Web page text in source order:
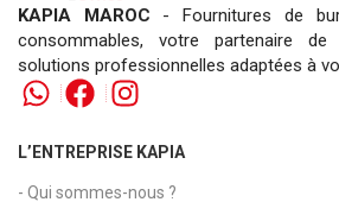
KAPIA MAROC - Fournitures de
consommables, votre partenaire
solutions professionnelles adaptées à
L’ENTREPRISE KAPIA
- Qui sommes-nous ?